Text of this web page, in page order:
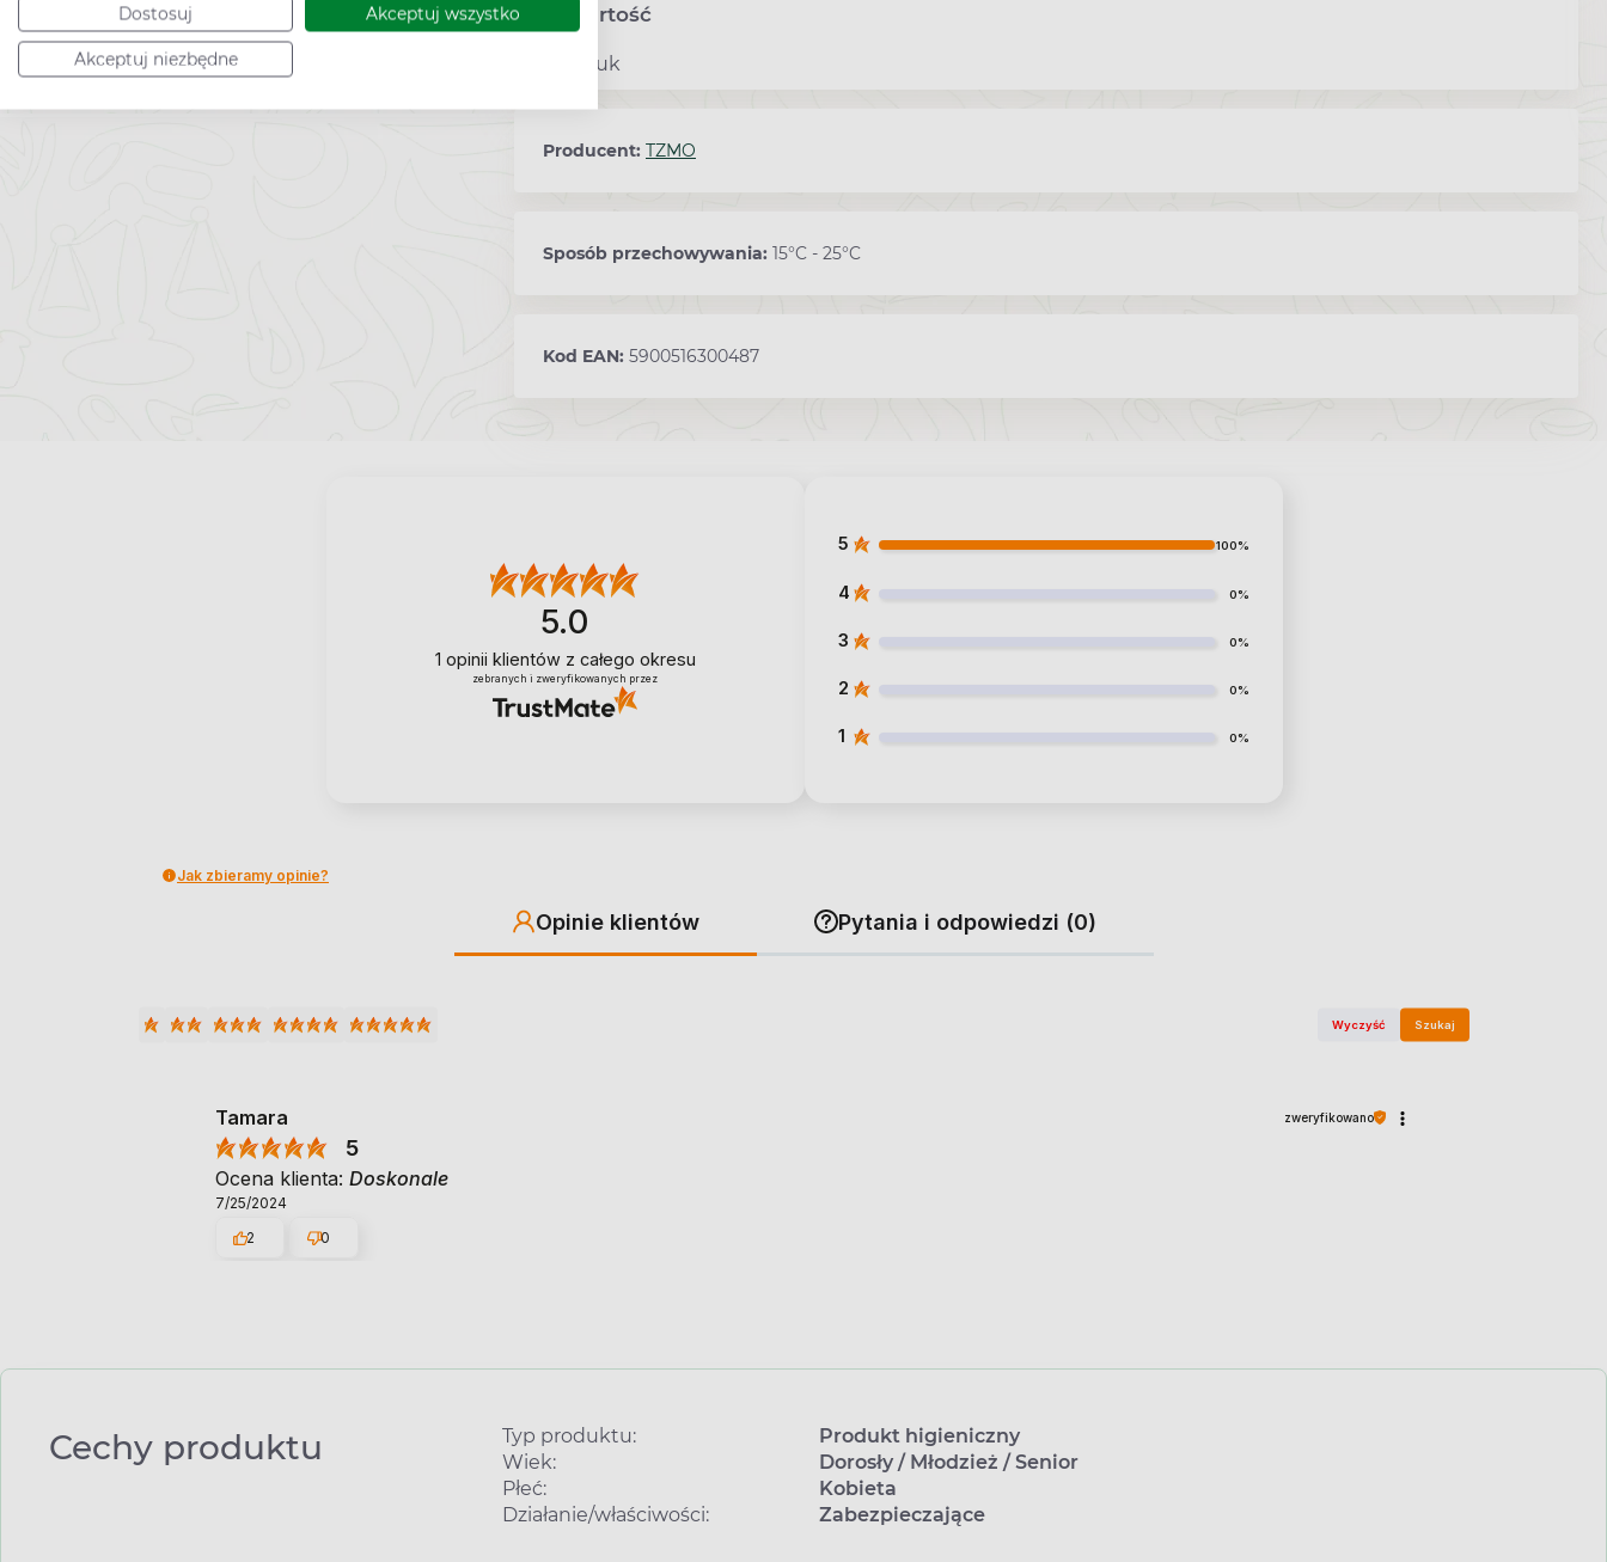
Dostosuj Akceptuj wszystko
Akceptuj niezbędne
Zawartość
10 sztuk
Producent: TZMO
Sposób przechowywania: 15°C - 25°C
Kod EAN: 5900516300487
5.0
1 opinii klientów z całego okresu
zebranych i zweryfikowanych przez
5 100%
4 0%
3 0%
2 0%
1 0%
Jak zbieramy opinie?
Opinie klientów Pytania i odpowiedzi (0)
Wyczyść Szukaj
Tamara zweryfikowano
5
Ocena klienta: Doskonale
7/25/2024
2
0
Cechy produktu Typ produktu:
Produkt higieniczny
Wiek:
Dorosły/ Młodzież /Senior
Płeć:
Kobieta
Działanie/właściwości:
Zabezpieczające